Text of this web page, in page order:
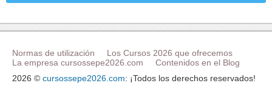
Normas de utilización
Los Cursos 2026 que ofrecemos
La empresa cursossepe2026.com
Contenidos en el Blog
2026 © cursossepe2026.com: ¡Todos los derechos reservados!